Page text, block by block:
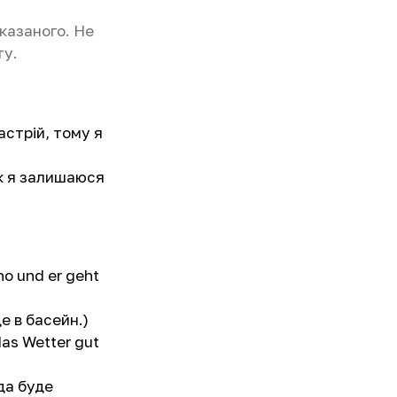
Не
тому я
я залишаюся
und er geht
в басейн.)
Wetter gut
буде